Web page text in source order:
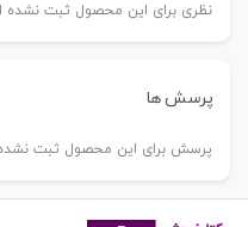
مالکانه
|
پورسلیم
نظری برای این محصول ثبت نشده
پرسش ها
پرسش برای این محصول ثبت نشده